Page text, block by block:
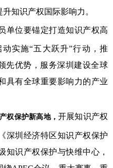
知识产权国际影响力。
单位要锚定打造知识产权高
实施“五大跃升”行动，推
先优势，服务深圳建设全球
具有全球重要影响力的产业
权保护新高地， 开展知识产权
深圳经济特区知识产权保护
知识产权保护与快维中心，